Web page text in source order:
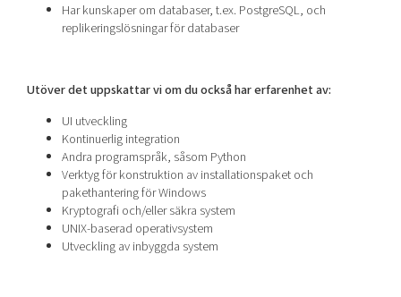
Har kunskaper om databaser, t.ex. PostgreSQL, och
replikeringslösningar för databaser
Utöver det uppskattar vi om du också har erfarenhet av:
UI utveckling
Kontinuerlig integration
Andra programspråk, såsom Python
Verktyg för konstruktion av installationspaket och
pakethantering för Windows
Kryptografi och/eller säkra system
UNIX-baserad operativsystem
Utveckling av inbyggda system